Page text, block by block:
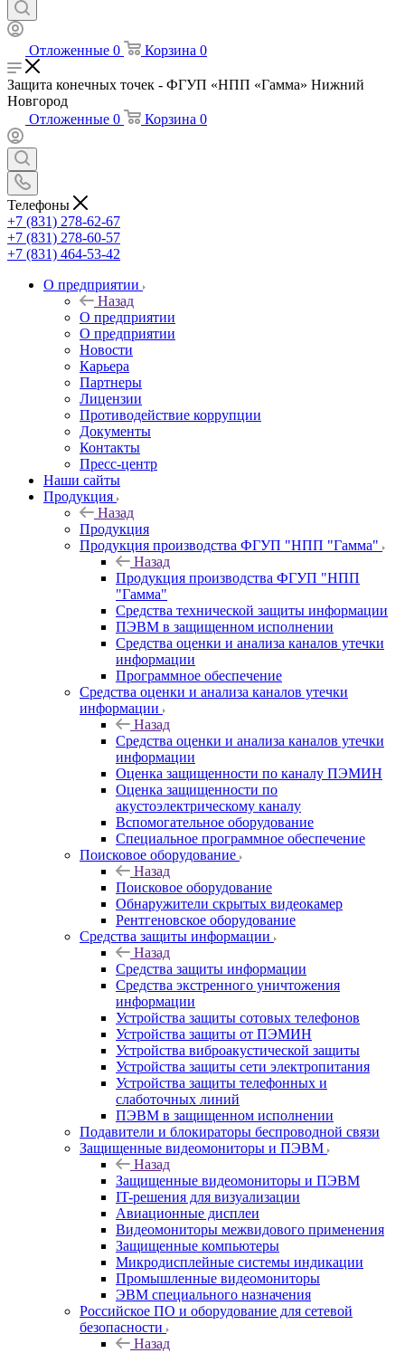
Отложенные 0 Корзина 0
Защита конечных точек - ФГУП «НПП «Гамма» Нижний
Новгород
Отложенные 0 Корзина 0
Телефоны
+7 (831) 278-62-67
+7 (831) 278-60-57
+7 (831) 464-53-42
О предприятии
Назад
О предприятии
О предприятии
Новости
Карьера
Партнеры
Лицензии
Противодействие коррупции
Документы
Контакты
Пресс-центр
Наши сайты
Продукция
Назад
Продукция
Продукция производства ФГУП "НПП "Гамма"
Назад
Продукция производства ФГУП "НПП
"Гамма"
Средства технической защиты информации
ПЭВМ в защищенном исполнении
Средства оценки и анализа каналов утечки
информации
Программное обеспечение
Средства оценки и анализа каналов утечки
информации
Назад
Средства оценки и анализа каналов утечки
информации
Оценка защищенности по каналу ПЭМИН
Оценка защищенности по
акустоэлектрическому каналу
Вспомогательное оборудование
Специальное программное обеспечение
Поисковое оборудование
Назад
Поисковое оборудование
Обнаружители скрытых видеокамер
Рентгеновское оборудование
Средства защиты информации
Назад
Средства защиты информации
Средства экстренного уничтожения
информации
Устройства защиты сотовых телефонов
Устройства защиты от ПЭМИН
Устройства виброакустической защиты
Устройства защиты сети электропитания
Устройства защиты телефонных и
слаботочных линий
ПЭВМ в защищенном исполнении
Подавители и блокираторы беспроводной связи
Защищенные видеомониторы и ПЭВМ
Назад
Защищенные видеомониторы и ПЭВМ
IT-решения для визуализации
Авиационные дисплеи
Видеомониторы межвидового применения
Защищенные компьютеры
Микродисплейные системы индикации
Промышленные видеомониторы
ЭВМ специального назначения
Российское ПО и оборудование для сетевой
безопасности
Назад